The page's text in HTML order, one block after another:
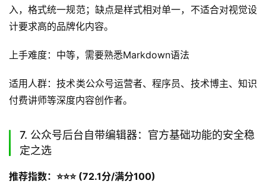
公众号效果
代码高亮：支持20+种代码主题，支持深色/浅色模式
多图床支持：同时配置多个图床服务，写作时智能选择
主题定制：通过CSS变量自定义所有视觉元素
入，格式统一规范；缺点是样式相对单一，不适合对视觉设
计要求高的品牌化内容。
上手难度：中等，需要熟悉Markdown语法